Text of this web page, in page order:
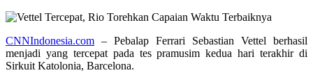
CNNIndonesia.com – Pebalap Ferrari Sebastian Vettel berhasil
menjadi yang tercepat pada tes pramusim kedua hari terakhir di
Sirkuit Katolonia, Barcelona.